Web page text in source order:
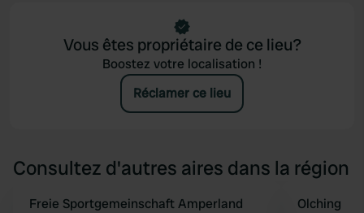
Vous êtes propriétaire de ce lieu?
Boostez votre localisation !
Réclamer ce lieu
Consultez d'autres aires dans la région
Freie Sportgemeinschaft Amperland Olching